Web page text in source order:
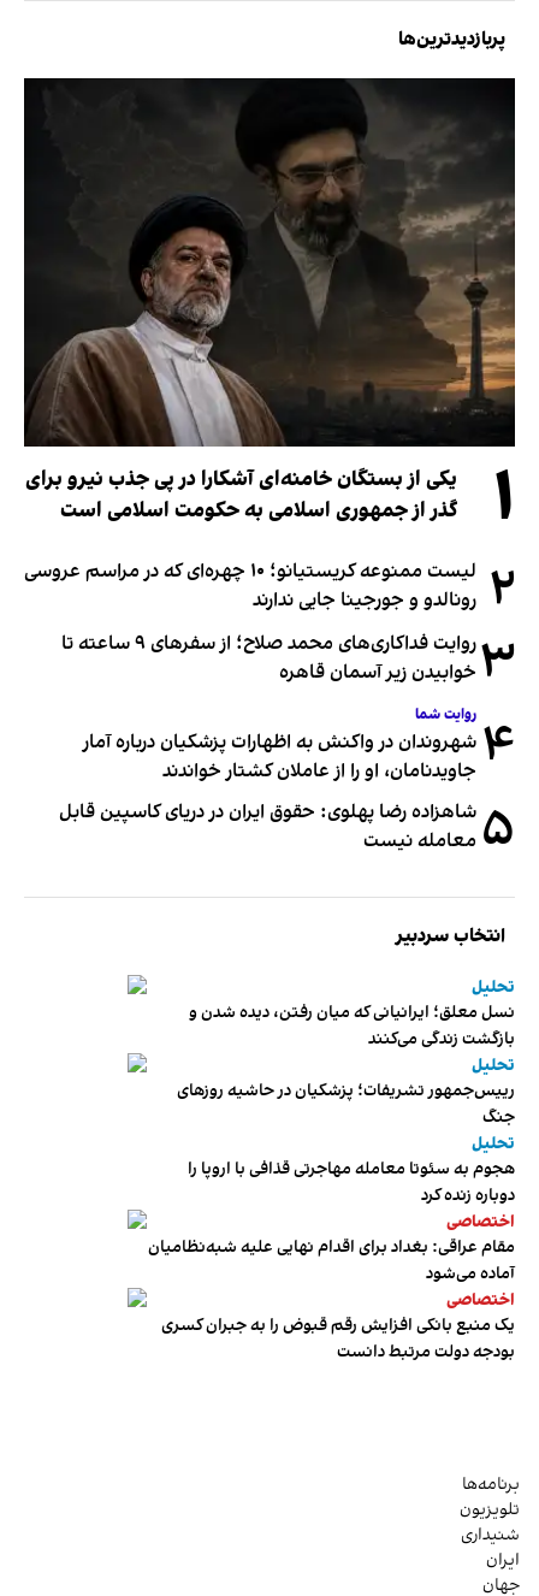
پربازدیدترین‌ها
۱
یکی از بستگان خامنه‌ای آشکارا در پی جذب نیرو برای
گذر از جمهوری اسلامی به حکومت اسلامی است
۲
لیست ممنوعه کریستیانو؛ ۱۰ چهره‌ای که در مراسم عروسی
رونالدو و جورجینا جایی ندارند
۳
روایت فداکاری‌های محمد صلاح؛ از سفرهای ۹ ساعته تا
خوابیدن زیر آسمان قاهره
۴ روایت شما
شهروندان در واکنش به اظهارات پزشکیان درباره آمار
جاویدنامان، او را از عاملان کشتار خواندند
۵ شاهزاده رضا پهلوی: حقوق ایران در دریای کاسپین قابل
معامله نیست
انتخاب سردبیر
تحلیل
نسل معلق؛ ایرانیانی که میان رفتن، دیده شدن و
بازگشت زندگی می‌کنند
تحلیل
رییس‌جمهور تشریفات؛ پزشکیان در حاشیه روزهای
جنگ
تحلیل
هجوم به سئوتا معامله مهاجرتی قذافی با اروپا را
دوباره زنده کرد
اختصاصی
مقام عراقی: بغداد برای اقدام نهایی علیه شبه‌نظامیان
آماده می‌شود
اختصاصی
یک منبع بانکی افزایش رقم قبوض را به جبران کسری
بودجه دولت مرتبط دانست
برنامه‌ها
تلویزیون
شنیداری
ایران
جهان